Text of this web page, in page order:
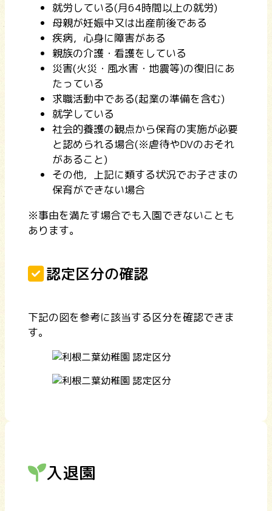
就労している(月64時間以上の就労)
母親が妊娠中又は出産前後である
疾病，心身に障害がある
親族の介護・看護をしている
災害(火災・風水害・地震等)の復旧にあ
たっている
求職活動中である(起業の準備を含む)
就学している
社会的養護の観点から保育の実施が必要
と認められる場合(※虐待やDVのおそれ
があること)
その他，上記に類する状況でお子さまの
保育ができない場合
※事由を満たす場合でも入園できないことも
あります。
認定区分の確認
下記の図を参考に該当する区分を確認できま
す。
入退園